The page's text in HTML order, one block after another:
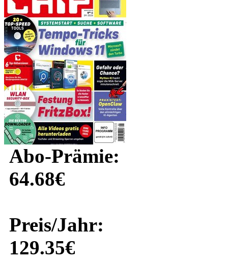
Abo-Prämie:
64.68€
Preis/Jahr:
129.35€